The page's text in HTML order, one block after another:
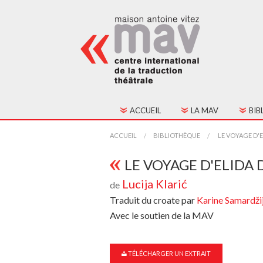
ACCUEIL LA MAV
HISTORIQUE
FONCTIONNEMENT
CONSEIL
CONTACTS
ACCUEIL BIBLIOTHÈQUE LE VOYAGE
LE VOYAGE D'ELIDA
de Lucija Klarić
Traduit du croate par Karine
Avec le soutien de la MAV
TÉLÉCHARGER UN EXTRAIT